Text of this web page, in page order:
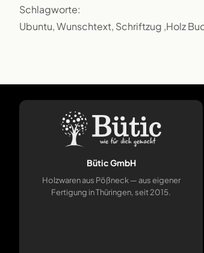
Schlagworte:
Ubuntu, Wunschtext, Schriftzug ,Holz
Bütic GmbH
Holzwaren aus Pößneck — aus eigener
Fertigung in Thüringen, seit 2015.